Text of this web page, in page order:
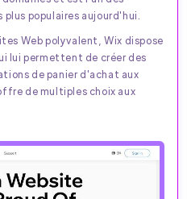
populaires aujourd'hui.
Web polyvalent, Wix dispose
lui permettent de créer des
de panier d'achat aux
de multiples choix aux